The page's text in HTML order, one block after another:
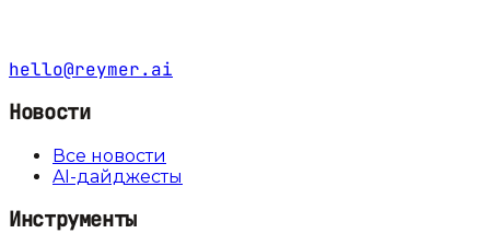
hello@reymer.ai
Новости
Все новости
AI-дайджесты
Инструменты